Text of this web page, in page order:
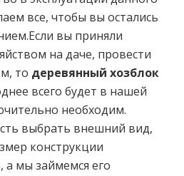
все, чтобы вы остались
вы приняли
на даче, провести
то деревянный хозблок
всего будет в нашей
необходим.
выбрать внешний вид,
конструкции
а мы займемся его